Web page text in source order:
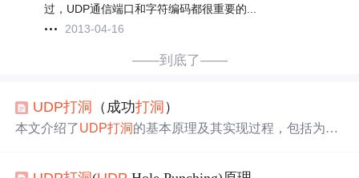
过，UDP通信端口和字符编码都很重要的...
2013-04-16
——到底了——
UDP打洞 （成功打洞 ）
本文介绍了UDP打洞的基本原理及其实现过程，包括为何